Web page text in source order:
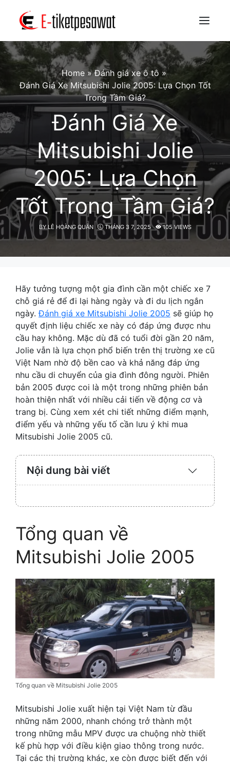
content
Menu
Home »Đánh giá xe ô tô »
Đánh Giá Xe Mitsubishi Jolie 2005: Lựa Chọn Tốt
Trong Tầm Giá?
Đánh Giá Xe
Mitsubishi Jolie
2005: Lựa Chọn
Tốt Trong Tầm Giá?
BYLÊ HOÀNG QUÂN THÁNG 3 7, 2025 105 VIEWS
Hãy tưởng tượng một gia đình cần một chiếc xe 7
chỗ giá rẻ để đi lại hàng ngày và đi du lịch ngắn
ngày.Đánh giá xe Mitsubishi Jolie 2005 sẽ giúp họ
quyết định liệu chiếc xe này có đáp ứng được nhu
cầu hay không. Mặc dù đã có tuổi đời gần 20 năm,
Jolie vẫn là lựa chọn phổ biến trên thị trường xe cũ
Việt Nam nhờ độ bền cao và khả năng đáp ứng
nhu cầu di chuyển của gia đình đông người. Phiên
bản 2005 được coi là một trong những phiên bản
hoàn thiện nhất với nhiều cải tiến về động cơ và
trang bị. Cùng xem xét chi tiết những điểm mạnh,
điểm yếu và những yếu tố cần lưu ý khi mua
Mitsubishi Jolie 2005 cũ.
Nội dung bài viết
Expand
Tổng quan về
Mitsubishi Jolie 2005
Tổng quan về Mitsubishi Jolie 2005
Mitsubishi Jolie xuất hiện tại Việt Nam từ đầu
những năm 2000, nhanh chóng trở thành một
trong những mẫu MPV được ưa chuộng nhờ thiết
kế phù hợp với điều kiện giao thông trong nước.
Tại các thị trường khác, xe còn được biết đến với